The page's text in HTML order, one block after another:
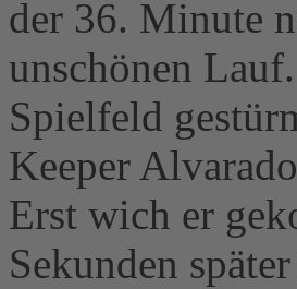
der 36. Minute
unschönen
Spielfeld
Keeper
Erst wich er
Sekunden